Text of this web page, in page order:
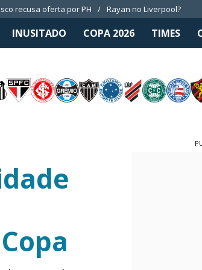
recusa oferta por PH Rayan no Liverpool?
INUSITADO COPA 2026 TIMES